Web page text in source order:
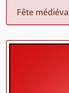
Fête